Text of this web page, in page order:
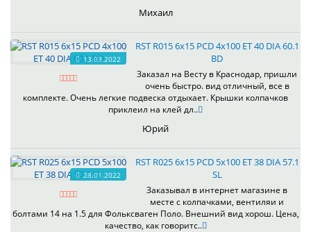
Михаил
13.03.2022
RST R015 6x15 PCD 4x100 ET 40 DIA 60.1
BD
Заказал на Весту в Краснодар, пришли
очень быстро. вид отличный, все в
комплекте. Очень легкие подвеска отдыхает. Крышки колпачков
приклеил на клей дл..
Юрий
28.01.2022
RST R025 6x15 PCD 5x100 ET 38 DIA 57.1
SL
Заказывал в интернет магазине в
месте с колпачками, вентиляи и
болтами 14 на 1.5 для Фольксваген Поло. Внешний вид хорош. Цена,
качество, как говоритс..